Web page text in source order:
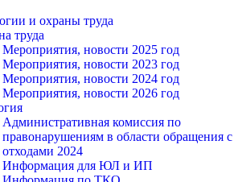
и охраны труда
труда
Мероприятия, новости 2025 год
Мероприятия, новости 2023 год
Мероприятия, новости 2024 год
Мероприятия, новости 2026 год
Административная комиссия по
правонарушениям в области обращения с
отходами 2024
Информация для ЮЛ и ИП